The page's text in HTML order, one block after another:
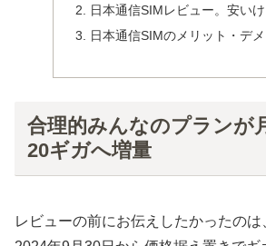
日本通信SIMレビュー。安い
日本通信SIMのメリット・デ
合理的みんなのプランが
20ギガへ増量
レビューの前にお伝えしたかったのは